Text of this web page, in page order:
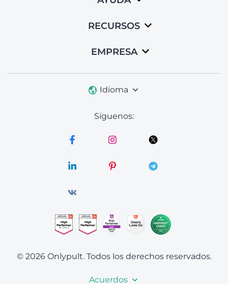
RECURSOS
EMPRESA
Idioma
Síguenos:
© 2026 Onlypult. Todos los derechos reservados.
Acuerdos